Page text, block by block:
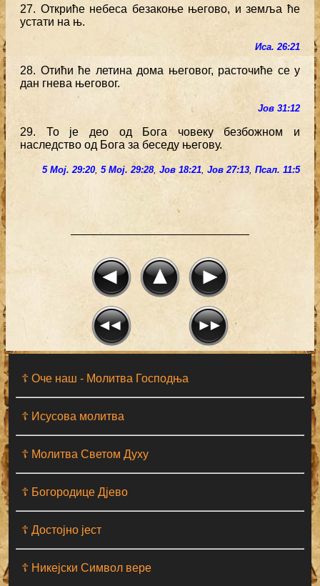
☦ Оче наш - Moлитва Господња
☦ Исусова молитва
☦ Молитва Светом Духу
☦ Богородице Дјево
☦ Достојно јест
☦ Никејски Символ вере
27. Откриће небеса безакоње његово, и земља ће
устати на њ.
Иса. 26:21
28. Отићи ће летина дома његовог, расточиће се у
дан гнева његовог.
Јов 31:12
29. То је део од Бога човеку безбожном и
наследство од Бога за беседу његову.
5 Мој. 29:20, 5 Мој. 29:28, Јов 18:21, Јов 27:13, Псал. 11:5